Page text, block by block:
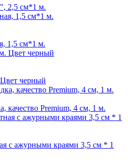
2,5 см*1 м.
1,5 см*1 м.
черный
качество Premium, 4 см, 1 м.
с ажурными краями 3,5 см * 1